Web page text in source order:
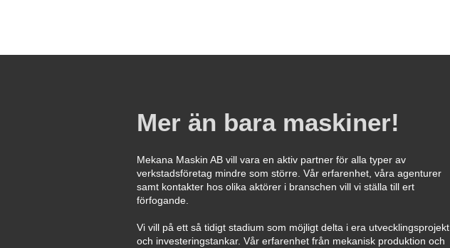
Mer än bara maskiner!
Mekana Maskin AB vill vara en aktiv partner för alla typer av
verkstadsföretag mindre som större. Vår erfarenhet, våra agenturer
samt kontakter hos olika aktörer i branschen vill vi ställa till ert
förfogande.
Vi vill på ett så tidigt stadium som möjligt delta i era utvecklingsprojekt
och investeringstankar. Vår erfarenhet från mekanisk produktion och